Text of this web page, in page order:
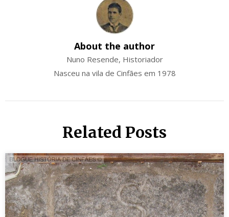
About the author
Nuno Resende, Historiador
Nasceu na vila de Cinfães em 1978
Related Posts